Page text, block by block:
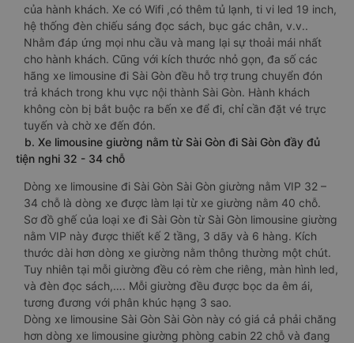
của hành khách. Xe có Wifi ,có thêm tủ lạnh, ti vi led 19 inch,
hệ thống đèn chiếu sáng đọc sách, bục gác chân, v.v..
Nhằm đáp ứng mọi nhu cầu và mang lại sự thoải mái nhất
cho hành khách. Cũng với kích thước nhỏ gọn, đa số các
hãng xe limousine đi Sài Gòn đều hỗ trợ trung chuyển đón
trả khách trong khu vực nội thành Sài Gòn. Hành khách
không còn bị bắt buộc ra bến xe để đi, chỉ cần đặt vé trực
tuyến và chờ xe đến đón.
b. Xe limousine giường nằm từ Sài Gòn đi Sài Gòn đầy đủ
tiện nghi 32 - 34 chỗ
Dòng xe limousine đi Sài Gòn Sài Gòn giường nằm VIP 32 –
34 chỗ là dòng xe được làm lại từ xe giường nằm 40 chỗ.
Sơ đồ ghế của loại xe đi Sài Gòn từ Sài Gòn limousine giường
nằm VIP này được thiết kế 2 tầng, 3 dãy và 6 hàng. Kích
thước dài hơn dòng xe giường nằm thông thường một chút.
Tuy nhiên tại mỗi giường đều có rèm che riêng, màn hình led,
và đèn đọc sách,…. Mỗi giường đều được bọc da êm ái,
tương đương với phân khúc hạng 3 sao.
Dòng xe limousine Sài Gòn Sài Gòn này có giá cả phải chăng
hơn dòng xe limousine giường phòng cabin 22 chỗ và đang